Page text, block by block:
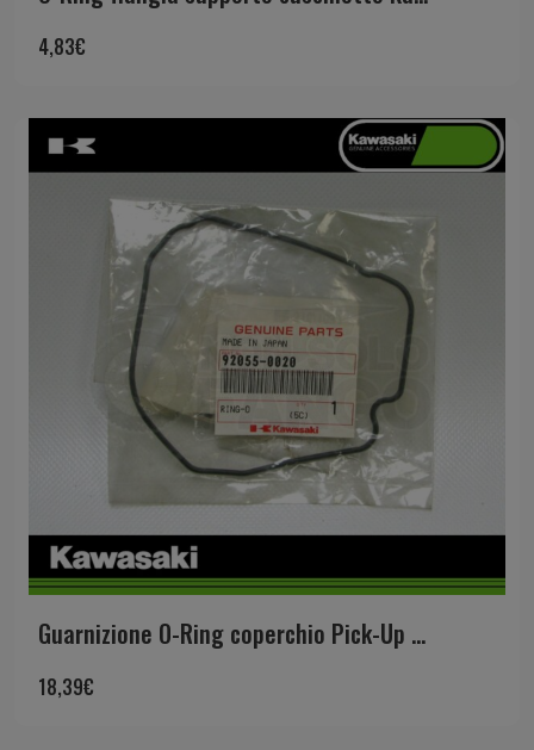
4,83€
Guarnizione O-Ring coperchio Pick-Up ...
18,39€